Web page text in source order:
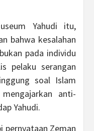
Yahudi itu,
bahwa kesalahan
pada individu
pelaku serangan
soal Islam
anti-
Yahudi.
pernyataan Zeman